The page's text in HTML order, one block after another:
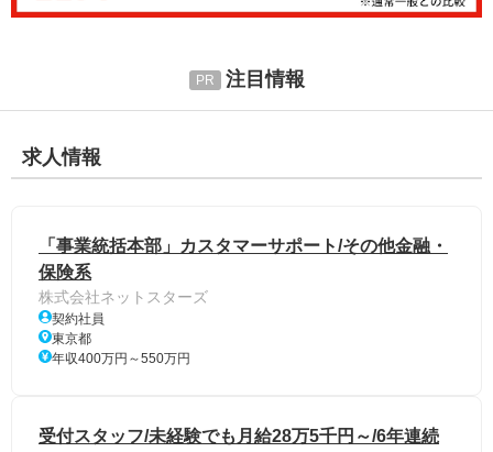
注目情報
求人情報
「事業統括本部」カスタマーサポート/その他金融・
保険系
株式会社ネットスターズ
契約社員
東京都
年収400万円～550万円
受付スタッフ/未経験でも月給28万5千円～/6年連続